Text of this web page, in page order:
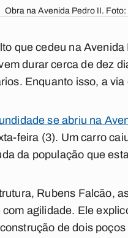
Obra na Avenida Pedro II.
que cedeu na
durar cerca de dez
Enquanto isso, a via
se abriu na
feira (3). Um carro
da população que
Rubens Falcão,
agilidade. Ele
de dois